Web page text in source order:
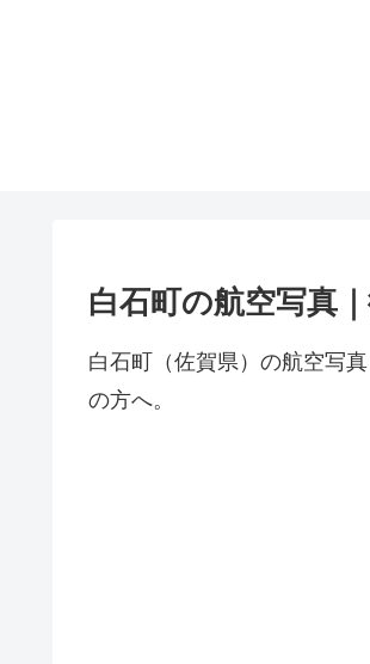
白石町の航空写真
白石町（佐賀県）の航空写
の方へ。